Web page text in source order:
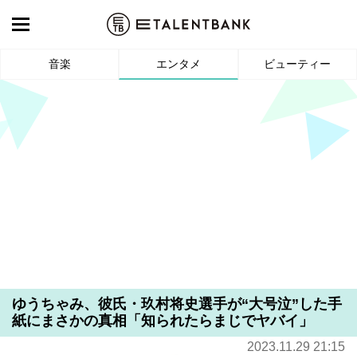
音楽 エンタメ ビューティー
ゆうちゃみ、彼氏・玖村将史選手が“大号泣”した手
紙にまさかの真相「知られたらまじでヤバイ」
2023.11.29 21:15